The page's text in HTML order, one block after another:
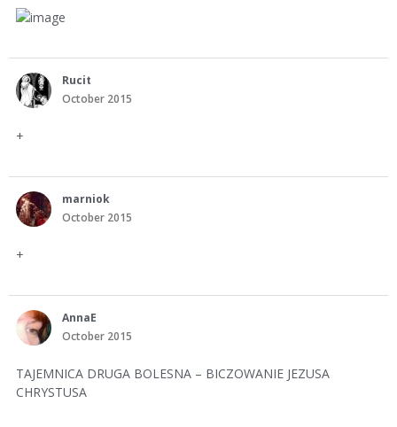
Rucit
October 2015
+
marniok
October 2015
+
AnnaE
October 2015
TAJEMNICA DRUGA BOLESNA – BICZOWANIE JEZUSA
CHRYSTUSA